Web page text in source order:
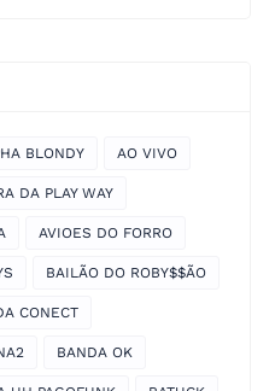
BLONDY AO VIVO
DA PLAY WAY
AVIOES DO FORRO
BAILÃO DO ROBY$$ÃO
CONECT
BANDA OK